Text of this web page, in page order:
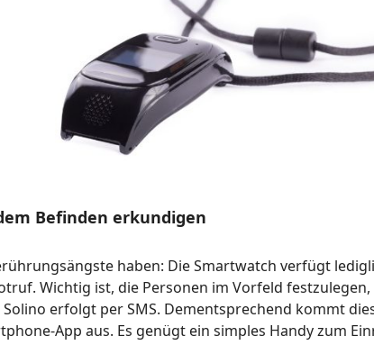
Befinden erkundigen
haben: Die Smartwatch verfügt
Wichtig ist, die Personen im Vorfeld
erfolgt per SMS. Dementsprechend kommt
App aus. Es genügt ein simples Handy zum